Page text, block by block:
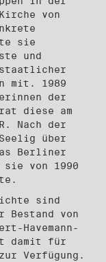
von
sie
und
mit. 1989
der
diese am
Nach der
über
Berliner
sie von 1990
sind
Bestand von
Havemann-
damit für
Verfügung.